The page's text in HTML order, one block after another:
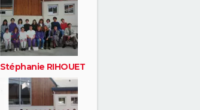
Stéphanie RIHOUET